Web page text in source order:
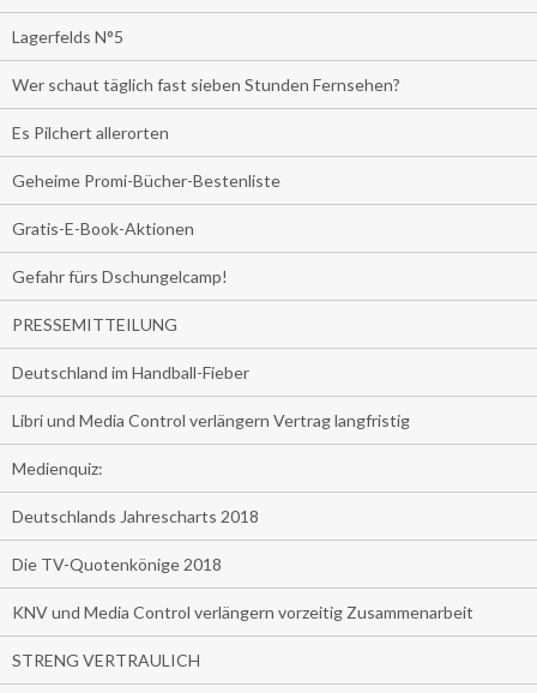
Lagerfelds N°5
Wer schaut täglich fast sieben Stunden Fernsehen?
Es Pilchert allerorten
Geheime Promi-Bücher-Bestenliste
Gratis-E-Book-Aktionen
Gefahr fürs Dschungelcamp!
PRESSEMITTEILUNG
Deutschland im Handball-Fieber
Libri und Media Control verlängern Vertrag langfristig
Medienquiz:
Deutschlands Jahrescharts 2018
Die TV-Quotenkönige 2018
KNV und Media Control verlängern vorzeitig Zusammenarbeit
STRENG VERTRAULICH